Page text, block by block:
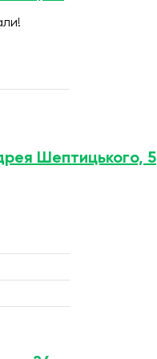
Шептицького, 5